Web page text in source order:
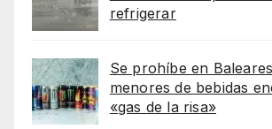
refrigerar
Se prohíbe en
menores de bebidas
«gas de la risa»